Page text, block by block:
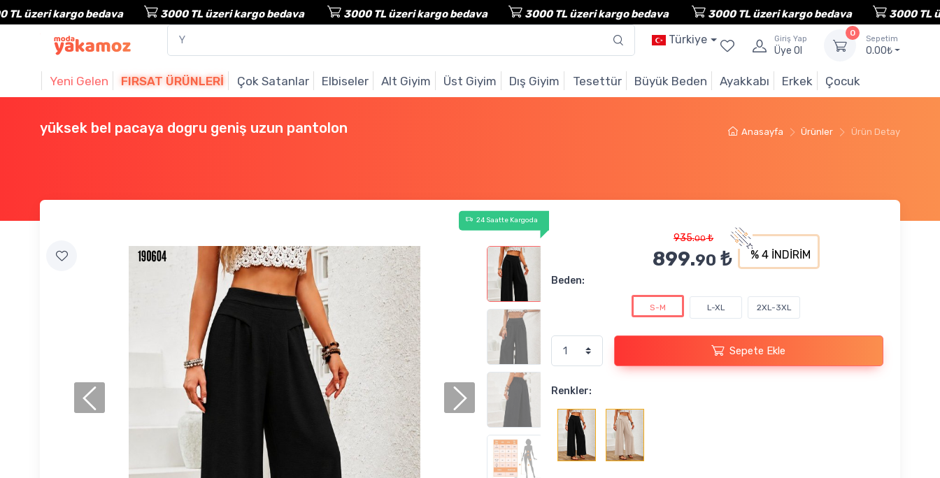
kargo bedava 3000 TL üzeri kargo bedava 3000 TL üzeri kargo bedava 3000 TL üzeri kargo bedava 3000 TL üzeri kargo bedava 3000 TL üzeri
Türkiye Giriş Yap
Üye Ol
0
Sepetim
0.00₺
Yeni Gelen FIRSAT ÜRÜNLERI Çok Satanlar Elbiseler Alt Giyim Üst Giyim Dış Giyim Tesettür Büyük Beden Ayakkabı Erkek Çocuk
Anasayfa Ürünler Ürün Detay
yüksek bel pacaya dogru geniş uzun pantolon
24 Saatte Kargoda
935.00₺
899.90 ₺ % 4 İNDİRİM
Beden:
S-M L-XL 2XL-3XL
Sepete Ekle
Renkler: